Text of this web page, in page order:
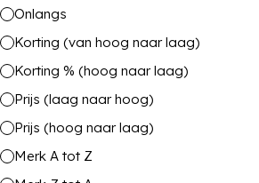
Onlangs
Korting (van hoog naar laag)
Korting % (hoog naar laag)
Prijs (laag naar hoog)
Prijs (hoog naar laag)
Merk A tot Z